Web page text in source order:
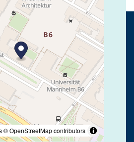
© OpenStreetMap contributors